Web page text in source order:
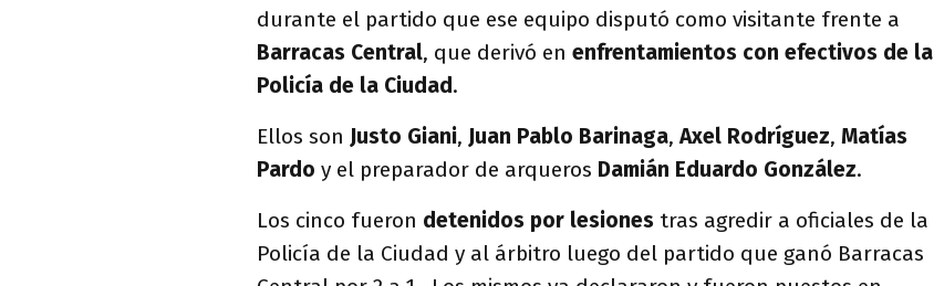
durante el partido que ese equipo disputó como visitante frente a
Barracas Central, que derivó en enfrentamientos con efectivos de la
Policía de la Ciudad.
Ellos son Justo Giani, Juan Pablo Barinaga, Axel Rodríguez, Matías
Pardo y el preparador de arqueros Damián Eduardo González.
Los cinco fueron detenidos por lesiones tras agredir a oficiales de la
Policía de la Ciudad y al árbitro luego del partido que ganó Barracas